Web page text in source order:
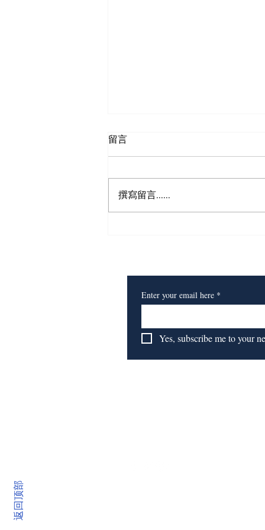
留言
撰寫留言......
返回顶部
Enter your email here *
Yes, subscribe me to your